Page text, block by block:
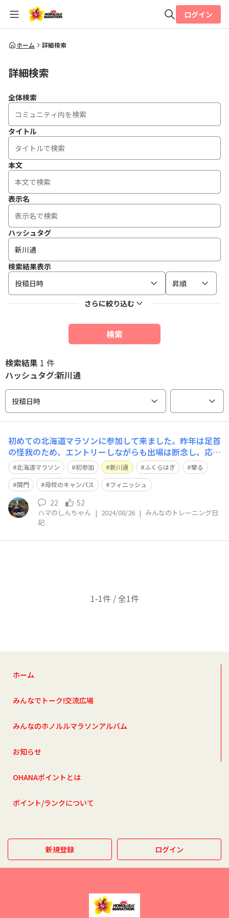
全体検索
ログイン
ホーム 詳細検索
詳細検索
全体検索
タイトル
本文
表示名
ハッシュタグ
検索結果表示
投稿日時
昇順
さらに絞り込む
検索
検索結果 1 件
ハッシュタグ:新川通
投稿日時
初めての北海道マラソンに参加して来ました。昨年は足首
の怪我のため、エントリーしながらも出場は断念し、応援
参加に回りましたが、今年はようやく念願叶って参加する
ことが出来ました。昨年はりゅーチャンネルさんやいわて
つマハロさんらOHANAから参加の皆さんを現地で応援し
ていましたが、スタート時から30℃超え
北海道マラソン 初参加 新川通 ふくらはぎ
攣る
関門
母校のキャンパス フィニッシュ
22 52
ハマのしんちゃん | 2024/08/26 | みんなのトレーニング日
記
1-1件 / 全1件
ホーム
みんなでトーク!交流広場
みんなのホノルルマラソンアルバム
お知らせ
OHANAポイントとは
ポイント/ランクについて
新規登録 ログイン